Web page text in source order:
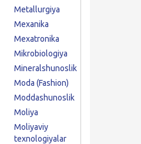
Metallurgiya
Mexanika
Mexatronika
Mikrobiologiya
Mineralshunoslik
Moda (Fashion)
Moddashunoslik
Moliya
Moliyaviy
texnologiyalar